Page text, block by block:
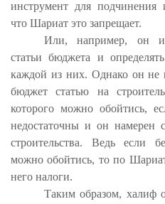
инструмент для подчинения
что Шариат это запрещает.
Или, например, он
статьи бюджета и
каждой из них. Однако он не
бюджет статью на
которого можно обойтись,
недостаточны и он намерен
строительства. Ведь если
можно обойтись, то по
него налоги.
Таким образом, халиф